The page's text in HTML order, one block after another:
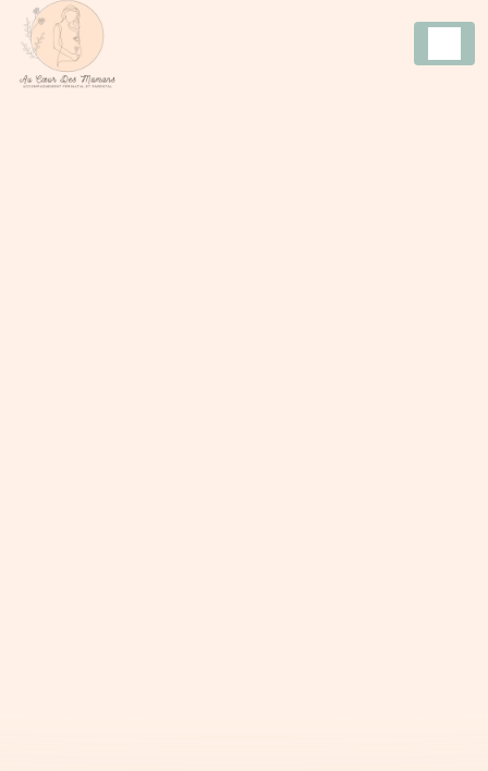
Panneau de gestion des cookies